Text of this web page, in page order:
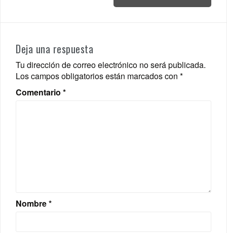
Deja una respuesta
Tu dirección de correo electrónico no será publicada.
Los campos obligatorios están marcados con *
Comentario *
Nombre*